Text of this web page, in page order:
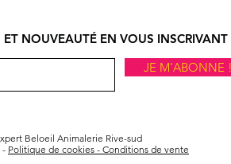
réception de
NOUVEAUTÉ EN VOUS
JE M'ABONNE !
Beloeil Animalerie Rive-sud
- Politique de cookies - Conditions de vente